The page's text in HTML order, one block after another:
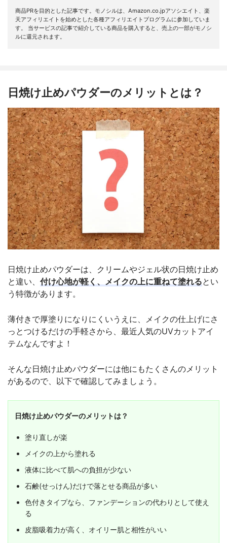
商品PRを目的とした記事です。モノシルは、Amazon.co.jpアソシエイト、楽
天アフィリエイトを始めとした各種アフィリエイトプログラムに参加していま
す。 当サービスの記事で紹介している商品を購入すると、売上の一部がモノシ
ルに還元されます。
日焼け止めパウダーのメリットとは？
日焼け止めパウダーは、クリームやジェル状の日焼け止め
と違い、 付け心地が軽く、メイクの上に重ねて塗れるとい
う特徴があります。
薄付きで厚塗りになりにくいうえに、メイクの仕上げにさ
っとつけるだけの手軽さから、最近人気のUVカットアイ
テムなんですよ！
そんな日焼け止めパウダーには他にもたくさんのメリット
があるので、以下で確認してみましょう。
日焼け止めパウダーのメリットは？
塗り直しが楽
メイクの上から塗れる
液体に比べて肌への負担が少ない
石鹸(せっけん)だけで落とせる商品が多い
色付きタイプなら、ファンデーションの代わりとして使え
る
皮脂吸着力が高く、オイリー肌と相性がいい